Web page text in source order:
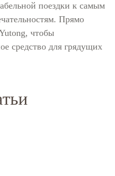
поездки к самым
Прямо
чтобы
средство для грядущих